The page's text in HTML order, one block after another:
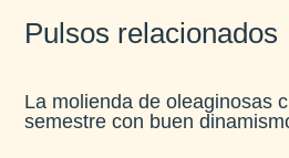
Pulsos relacionados
La molienda de oleaginosas
semestre con buen